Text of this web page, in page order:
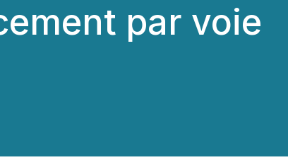
par voie